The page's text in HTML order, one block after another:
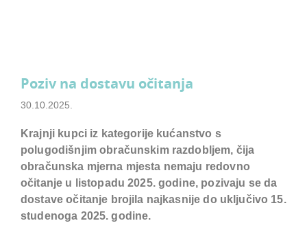
Poziv na dostavu očitanja
30.10.2025.
Krajnji kupci iz kategorije kućanstvo s
polugodišnjim obračunskim razdobljem, čija
obračunska mjerna mjesta nemaju redovno
očitanje u listopadu 2025. godine, pozivaju se da
dostave očitanje brojila najkasnije do uključivo 15.
studenoga 2025. godine.